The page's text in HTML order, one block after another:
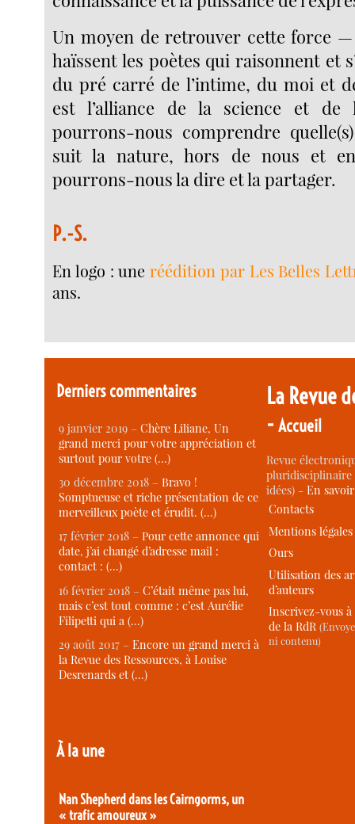
Un moyen de retrouver cette force
haïssent les poètes qui raisonnent et
du pré carré de l’intime, du moi et
est l’alliance de la science et de
pourrons-nous comprendre
suit la nature, hors de nous et
pourrons-nous la dire et la partager.
P.-S.
En logo : uneréédition par Les Belles
ans.
Derniers commentaires
9 janvier 2019 –Chère Liliane, Un
grand merci pour votre appréciation et
surtout pour votre (…)
30 décembre 2018 –Bravo !
Somptueuse et riche présentation de ce
merveilleux poète et érudit. (…)
17 février 2018 –Pour cette annonce qui
date, j’ai changé d’adresse mail :
contact : (…)
16 février 2018 –C’était même pas lui,
mais c’est tout comme : c’est Aurélie
Filipetti qui a (…)
29 août 2017 –Encore un grand merci à
la Revue des Ressources, à Louise
Desrenards et (…)
À la une
Nan Shepherd dans les Cairngorms, un
« trafic amoureux »
La Revue
-Accueil
Revue
idées) -En
Contacts
Mentions légales
Ours
Utilisation des
d’auteurs
Inscrivez-vous
de la RdR
ni contenu)